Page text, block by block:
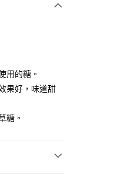
用的糖。
果好，味道甜
糖。